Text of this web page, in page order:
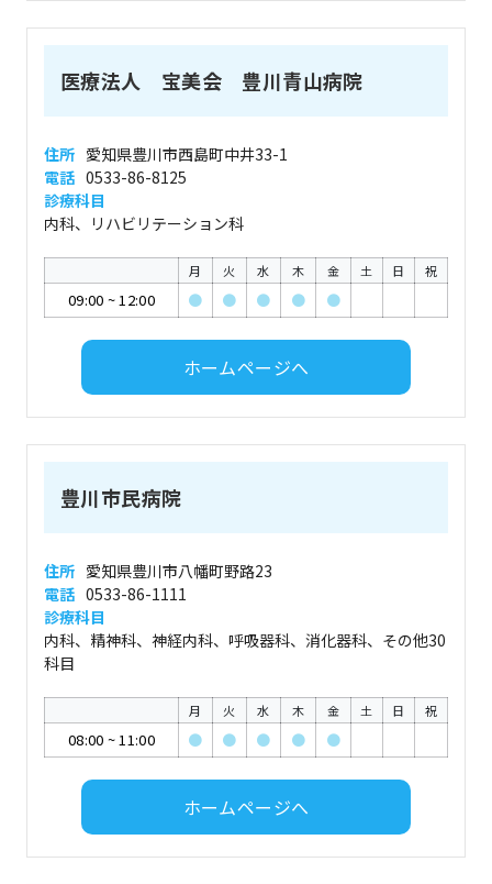
医療法人 宝美会 豊川青山病院
住所 愛知県豊川市西島町中井33-1
電話 0533-86-8125
診療科目
内科、リハビリテーション科
月 火 水 木 金 土 日 祝
09:00 ~12:00 ● ● ● ● ●
ホームページへ
豊川市民病院
住所 愛知県豊川市八幡町野路23
電話 0533-86-1111
診療科目
内科、精神科、神経内科、呼吸器科、消化器科、その他30
科目
月 火 水 木 金 土 日 祝
08:00 ~11:00 ● ● ● ● ●
ホームページへ